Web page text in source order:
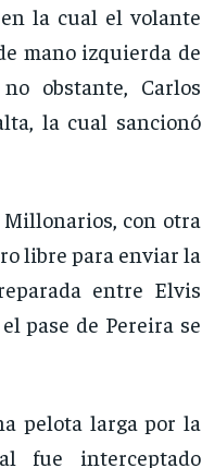
la cual el volante
mano izquierda de
obstante, Carlos
la cual sancionó
con otra
libre para enviar la
entre Elvis
pase de Pereira se
pelota larga por la
fue interceptado